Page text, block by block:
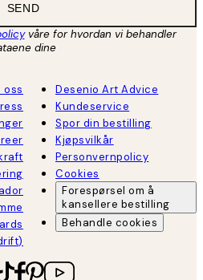
SEND
våre for hvordan vi behandler
dine
oss
Desenio Art Advice
Kundeservice
Spor din bestilling
Kjøpsvilkår
Personvernpolicy
Cookies
Forespørsel om å
kansellere bestilling
Behandle cookies